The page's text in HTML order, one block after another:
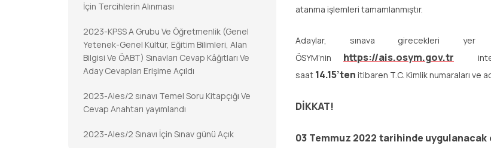
İçin Tercihlerin Alınması
2023-KPSS A Grubu Ve Öğretmenlik (Genel
Yetenek-Genel Kültür, Eğitim Bilimleri, Alan
Bilgisi Ve ÖABT) Sınavları Cevap Kâğıtları Ve
Aday Cevapları Erişime Açıldı
2023-Ales/2 sınavı Temel Soru Kitapçığı Ve
Cevap Anahtarı yayımlandı
2023-Ales/2 Sınavı İçin Sınav günü Açık
atanma işlemleri tamamlanmıştır.
Adaylar, sınava girecekleri
ÖSYM’nin https://ais.osym.gov.tr
saat 14.15’ten itibaren T.C. Kimlik numaraları ve
DİKKAT!
03 Temmuz 2022 tarihinde uygulanacak